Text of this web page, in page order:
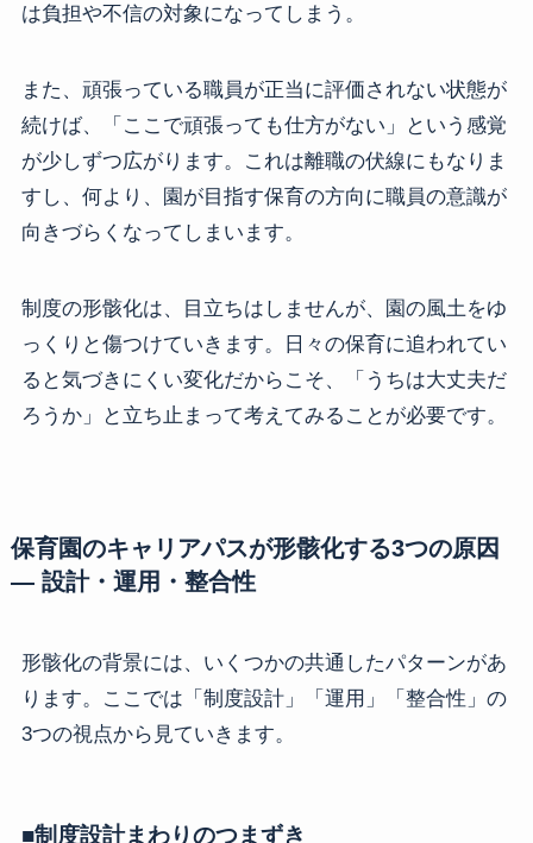
は負担や不信の対象になってしまう。
また、頑張っている職員が正当に評価されない状態が
続けば、「ここで頑張っても仕方がない」という感覚
が少しずつ広がります。これは離職の伏線にもなりま
すし、何より、園が目指す保育の方向に職員の意識が
向きづらくなってしまいます。
制度の形骸化は、目立ちはしませんが、園の風土をゆ
っくりと傷つけていきます。日々の保育に追われてい
ると気づきにくい変化だからこそ、「うちは大丈夫だ
ろうか」と立ち止まって考えてみることが必要です。
保育園のキャリアパスが形骸化する3つの原因
― 設計・運用・整合性
形骸化の背景には、いくつかの共通したパターンがあ
ります。ここでは「制度設計」「運用」「整合性」の
3つの視点から見ていきます。
■制度設計まわりのつまずき